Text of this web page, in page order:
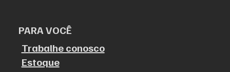
PARA VOCÊ
Estoque
Trabalhe conosco